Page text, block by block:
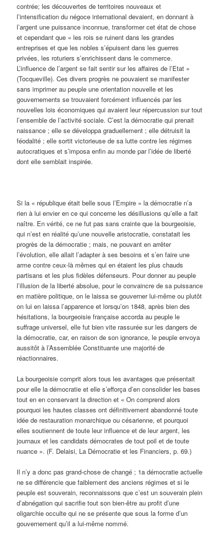
contrée; les découvertes de territoires nouveaux et
l’intensification du négoce international devaient, en donnant à
l’argent une puissance inconnue, transformer cet état de chose
et cependant que « les rois se ruinent dans les grandes
entreprises et que les nobles s’épuisent dans les guerres
privées, les roturiers s’enrichissent dans le commerce.
L’influence de l’argent se fait sentir sur les affaires de l’Etat »
(Tocqueville). Ces divers progrès ne pouvaient se manifester
sans imprimer au peuple une orientation nouvelle et les
gouvernements se trouvaient forcément influencés par les
nouvelles lois économiques qui avaient leur répercussion sur tout
l’ensemble de l’activité sociale. C’est la démocratie qui prenait
naissance ; elle se développa graduellement ; elle détruisit la
féodalité ; elle sortit victorieuse de sa lutte contre les régimes
autocratiques et s’imposa enfin au monde par l’idée de liberté
dont elle semblait inspirée.
Si la « république était belle sous l’Empire » la démocratie n’a
rien à lui envier en ce qui concerne les désillusions qu’elle a fait
naître. En vérité, ce ne fut pas sans crainte que la bourgeoisie,
qui n’est en réalité qu’une nouvelle aristocratie, constatait les
progrès de la démocratie ; mais, ne pouvant en arrêter
l’évolution, elle allait l’adapter à ses besoins et s’en faire une
arme contre ceux-là mêmes qui en étaient les plus chauds
partisans et les plus fidèles défenseurs. Pour donner au peuple
l’illusion de la liberté absolue, pour le convaincre de sa puissance
en matière politique, on le laissa se gouverner lui-même ou plutôt
on lui en laissa l’apparence et lorsqu’on 1848, après bien des
hésitations, la bourgeoisie française accorda au peuple le
suffrage universel, elle fut bien vite rassurée sur les dangers de
la démocratie, car, en raison de son ignorance, le peuple envoya
aussitôt à l’Assemblée Constituante une majorité de
réactionnaires.
La bourgeoisie comprit alors tous les avantages que présentait
pour elle la démocratie et elle s’efforça d’en consolider les bases
tout en en conservant la direction et « On comprend alors
pourquoi les hautes classes ont définitivement abandonné toute
idée de restauration monarchique ou césarienne, et pourquoi
elles soutiennent de toute leur influence et de leur argent, les
journaux et les candidats démocrates de tout poil et de toute
nuance ». (F. Delaisi, La Démocratie et les Financiers, p. 69.)
Il n’y a donc pas grand-chose de changé ; 1a démocratie actuelle
ne se différencie que faiblement des anciens régimes et si le
peuple est souverain, reconnaissons que c’est un souverain plein
d’abnégation qui sacrifie tout son bien-être au profit d’une
oligarchie occulte qui ne se présente que sous la forme d’un
gouvernement qu’il a lui-même nommé.